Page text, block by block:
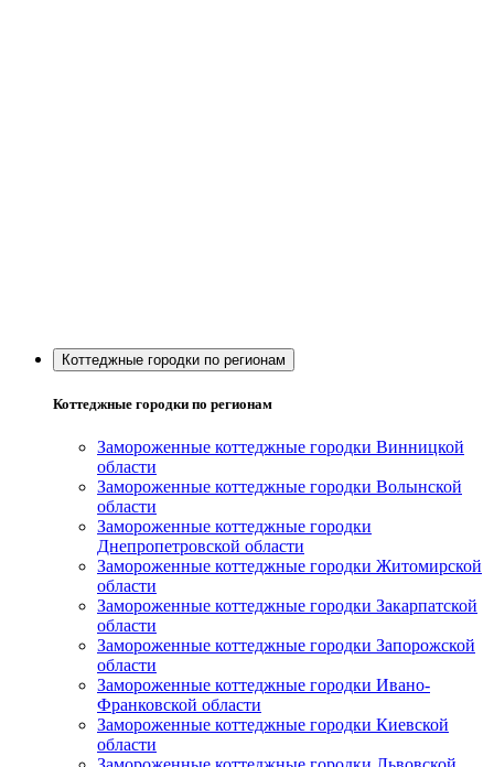
Коттеджные городки по регионам
Коттеджные городки по регионам
Замороженные коттеджные городки Винницкой
области
Замороженные коттеджные городки Волынской
области
Замороженные коттеджные городки
Днепропетровской области
Замороженные коттеджные городки Житомирской
области
Замороженные коттеджные городки Закарпатской
области
Замороженные коттеджные городки Запорожской
области
Замороженные коттеджные городки Ивано-
Франковской области
Замороженные коттеджные городки Киевской
области